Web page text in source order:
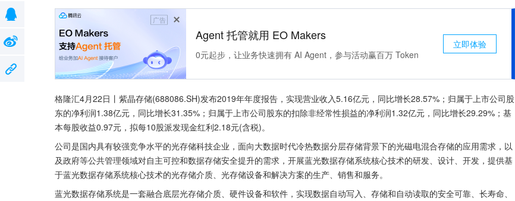
广告
Agent 托管就用 EO Makers
0元起步，让业务快速拥有 AI Agent，参与活动赢百万 Token
立即体验
格隆汇4月22日丨紫晶存储(688086.SH)发布2019年年度报告，实现营业收入5.16亿元，同比增长28.57%；归属于上市公司股
东的净利润1.38亿元，同比增长31.35%；归属于上市公司股东的扣除非经常性损益的净利润1.32亿元，同比增长29.29%；基
本每股收益0.97元，拟每10股派发现金红利2.18元(含税)。
公司是国内具有较强竞争水平的光存储科技企业，面向大数据时代冷热数据分层存储背景下的光磁电混合存储的应用需求，以
及政府等公共管理领域对自主可控和数据存储安全提升的需求，开展蓝光数据存储系统核心技术的研发、设计、开发，提供基
于蓝光数据存储系统核心技术的光存储介质、光存储设备和解决方案的生产、销售和服务。
蓝光数据存储系统是一套融合底层光存储介质、硬件设备和软件，实现数据自动写入、存储和自动读取的安全可靠、长寿命、